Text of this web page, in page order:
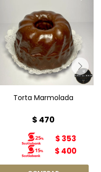
Torta Marmolada
Peso: 450g
Diámetro: 15cm
Torta Marmolada
$ 470
$ 353
$ 400